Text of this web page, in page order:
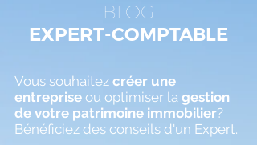
BLOG
EXPERT-COMPTABLE
Vous souhaitez créer une
entreprise ou optimiser la gestion
de votre patrimoine immobilier?
Bénéficiez des conseils d'un Expert.